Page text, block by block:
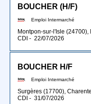
BOUCHER (H/F)
Emploi Intermarché
Montpon-sur-l'Isle
CDI - 22/07/2026
BOUCHER H/F
Emploi Intermarché
Surgères (17700),
CDI - 31/07/2026